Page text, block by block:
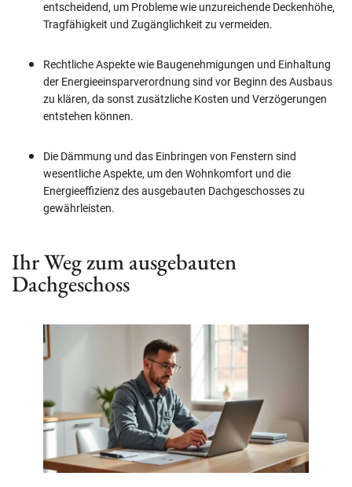
entscheidend, um Probleme wie unzureichende Deckenhöhe,
Tragfähigkeit und Zugänglichkeit zu vermeiden.
Rechtliche Aspekte wie Baugenehmigungen und Einhaltung
der Energieeinsparverordnung sind vor Beginn des Ausbaus
zu klären, da sonst zusätzliche Kosten und Verzögerungen
entstehen können.
Die Dämmung und das Einbringen von Fenstern sind
wesentliche Aspekte, um den Wohnkomfort und die
Energieeffizienz des ausgebauten Dachgeschosses zu
gewährleisten.
Ihr Weg zum ausgebauten
Dachgeschoss